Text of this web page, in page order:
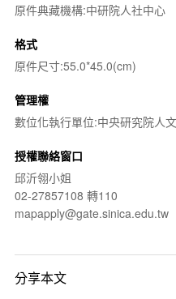
原件典藏機構:中研院人社中心
格式
原件尺寸:55.0*45.0(cm)
管理權
數位化執行單位:中央研究院人
授權聯絡窗口
邱沂翎小姐
02-27857108 轉110
mapapply@gate.sinica.edu.tw
分享本文